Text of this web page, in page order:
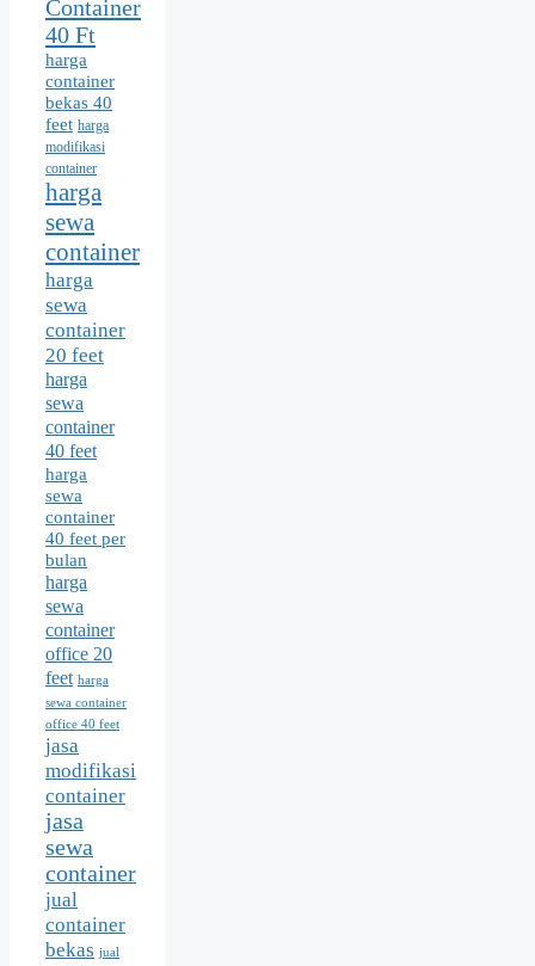
Container
40 Ft
harga
container
bekas 40
feet harga
modifikasi
container
harga
sewa
container
harga
sewa
container
20 feet
harga
sewa
container
40 feet
harga
sewa
container
40 feet per
bulan
harga
sewa
container
office 20
feet harga
sewa container
office 40 feet
jasa
modifikasi
container
jasa
sewa
container
jual
container
bekas jual